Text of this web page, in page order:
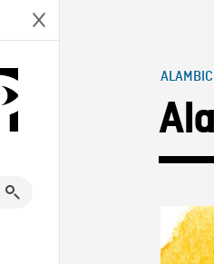
ALAMBIC